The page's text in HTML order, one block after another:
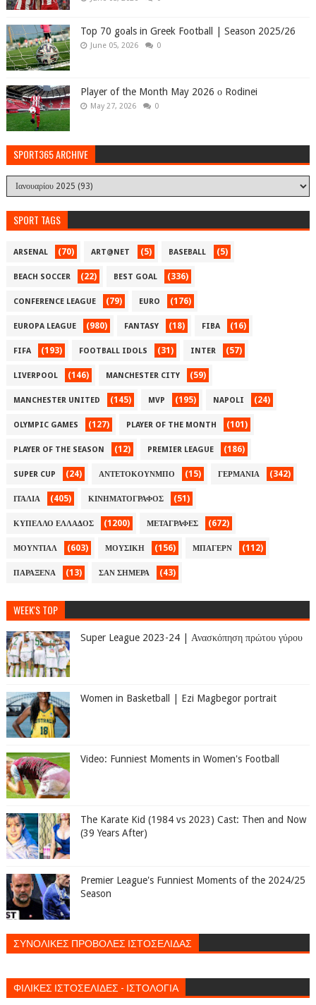
Top 70 goals in Greek Football | Season 2025/26
June 05, 2026 0
Player of the Month May 2026 ο Rodinei
May 27, 2026 0
SPORT365 ARCHIVE
SPORT TAGS
ARSENAL (70) ART@NET (5) BASEBALL (5)
BEACH SOCCER (22) BEST GOAL (336)
CONFERENCE LEAGUE (79) EURO (176)
EUROPA LEAGUE (980) FANTASY (18) FIBA (16)
FIFA (193) FOOTBALL IDOLS (31) INTER (57)
LIVERPOOL (146) MANCHESTER CITY (59)
MANCHESTER UNITED (145) MVP (195) NAPOLI (24)
OLYMPIC GAMES (127) PLAYER OF THE MONTH (101)
PLAYER OF THE SEASON (12) PREMIER LEAGUE (186)
SUPER CUP (24) ΑΝΤΕΤΟΚΟΥΝΜΠΟ (15) ΓΕΡΜΑΝΙΑ (342)
ΙΤΑΛΙΑ (405) ΚΙΝΗΜΑΤΟΓΡΑΦΟΣ (51)
ΚΥΠΕΛΛΟ ΕΛΛΑΔΟΣ (1200) ΜΕΤΑΓΡΑΦΕΣ (672)
ΜΟΥΝΤΙΑΛ (603) ΜΟΥΣΙΚΗ (156) ΜΠΑΓΕΡΝ (112)
ΠΑΡΑΞΕΝΑ (13) ΣΑΝ ΣΗΜΕΡΑ (43)
WEEK'S TOP
Super League 2023-24 | Ανασκόπηση πρώτου γύρου
Women in Basketball | Ezi Magbegor portrait
Video: Funniest Moments in Women's Football
The Karate Kid (1984 vs 2023) Cast: Then and Now
(39 Years After)
Premier League's Funniest Moments of the 2024/25
Season
ΣΥΝΟΛΙΚΕΣ ΠΡΟΒΟΛΕΣ ΙΣΤΟΣΕΛΙΔΑΣ
ΦΙΛΙΚΕΣ ΙΣΤΟΣΕΛΙΔΕΣ - ΙΣΤΟΛΟΓΙΑ